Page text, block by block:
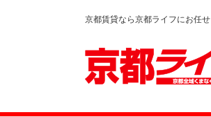
京都賃貸なら京都ライフにお任